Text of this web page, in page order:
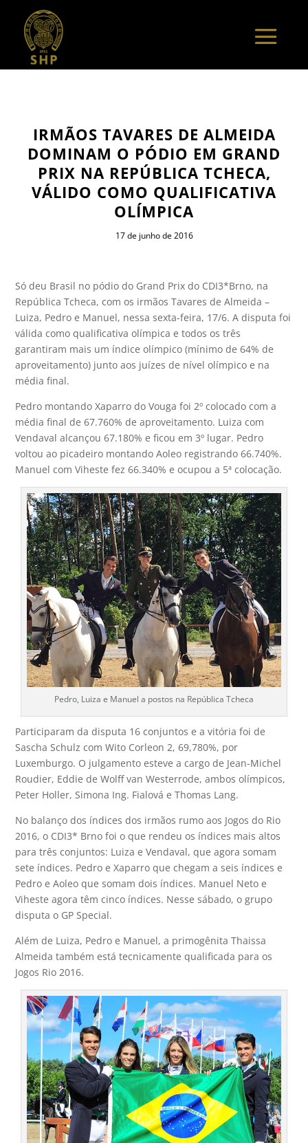
IRMÃOS TAVARES DE ALMEIDA
DOMINAM O PÓDIO EM GRAND
PRIX NA REPÚBLICA TCHECA,
VÁLIDO COMO QUALIFICATIVA
OLÍMPICA
17 de junho de 2016
Só deu Brasil no pódio do Grand Prix do CDI3*Brno, na
República Tcheca, com os irmãos Tavares de Almeida –
Luiza, Pedro e Manuel, nessa sexta-feira, 17/6. A disputa foi
válida como qualificativa olímpica e todos os três
garantiram mais um índice olímpico (mínimo de 64% de
aproveitamento) junto aos juízes de nível olímpico e na
média final.
Pedro montando Xaparro do Vouga foi 2º colocado com a
média final de 67.760% de aproveitamento. Luiza com
Vendaval alcançou 67.180% e ficou em 3º lugar. Pedro
voltou ao picadeiro montando Aoleo registrando 66.740%.
Manuel com Viheste fez 66.340% e ocupou a 5ª colocação.
Pedro, Luiza e Manuel a postos na República Tcheca
Participaram da disputa 16 conjuntos e a vitória foi de
Sascha Schulz com Wito Corleon 2, 69,780%, por
Luxemburgo. O julgamento esteve a cargo de Jean-Michel
Roudier, Eddie de Wolff van Westerrode, ambos olímpicos,
Peter Holler, Simona Ing. Fialová e Thomas Lang.
No balanço dos índices dos irmãos rumo aos Jogos do Rio
2016, o CDI3* Brno foi o que rendeu os índices mais altos
para três conjuntos: Luiza e Vendaval, que agora somam
sete índices. Pedro e Xaparro que chegam a seis índices e
Pedro e Aoleo que somam dois índices. Manuel Neto e
Viheste agora têm cinco índices. Nesse sábado, o grupo
disputa o GP Special.
Além de Luiza, Pedro e Manuel, a primogênita Thaissa
Almeida também está tecnicamente qualificada para os
Jogos Rio 2016.